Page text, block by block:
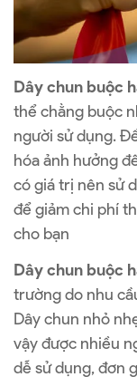
Dây chun buộc
thể chằng buộc
người sử dụng.
hóa ảnh hưởng
có giá trị nên sử
để giảm chi phí
cho bạn
Dây chun buộc
trường do nhu
Dây chun nhỏ
vậy được nhiều
dễ sử dụng, đơn